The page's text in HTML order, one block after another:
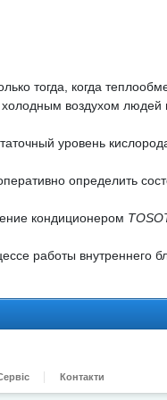
тогда, когда
холодным воздухом
уровень
определить
кондиционером
работы внутреннего
Контакти